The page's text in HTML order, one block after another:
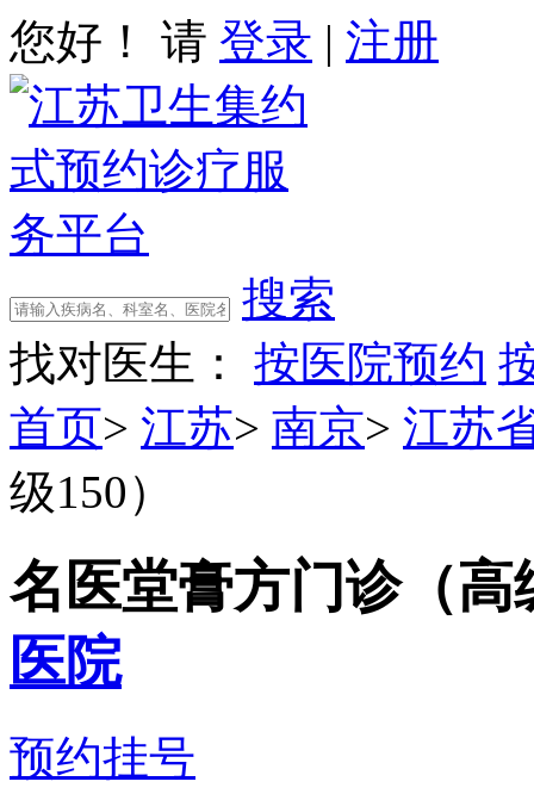
您好！ 请 登录 | 注册
搜索
找对医生：
按医院预约
首页> 江苏> 南京> 江苏
级150）
名医堂膏方门诊（高
医院
预约挂号